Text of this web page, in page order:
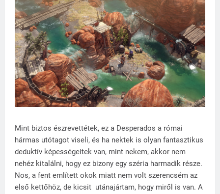
Mint biztos észrevettétek, ez a Desperados a római
hármas utótagot viseli, és ha nektek is olyan fantasztikus
deduktív képességeitek van, mint nekem, akkor nem
nehéz kitalálni, hogy ez bizony egy széria harmadik része.
Nos, a fent említett okok miatt nem volt szerencsém az
első kettőhöz, de kicsit utánajártam, hogy miről is van. A